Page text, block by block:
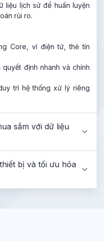
liệu lịch sử để huấn luyện
rủi ro.
Core, ví điện tử, thẻ tín
định nhanh và chính
trì hệ thống xử lý riêng
sắm với dữ liệu
bị và tối ưu hóa